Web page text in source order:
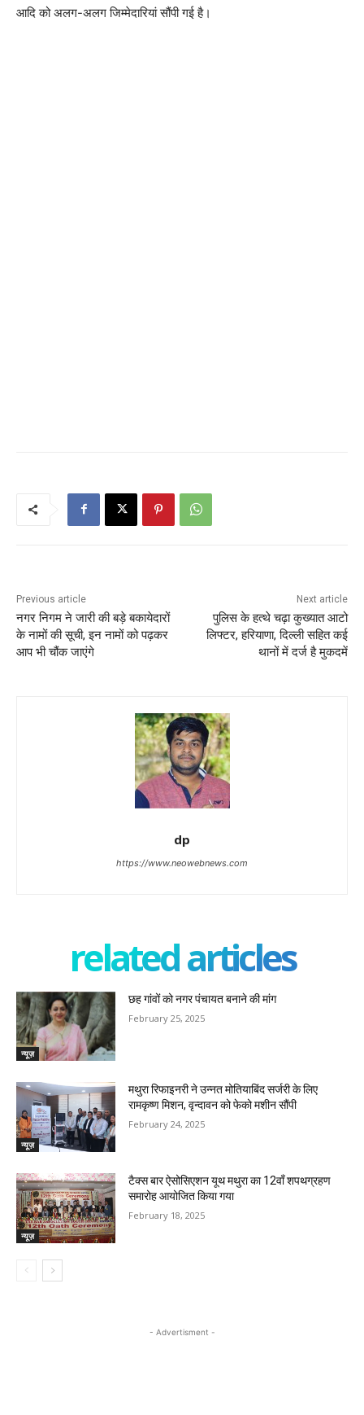
आदि को अलग-अलग जिम्मेदारियां सौंपी गई है।
Previous article
नगर निगम ने जारी की बड़े बकायेदारों
के नामों की सूची, इन नामों को पढ़कर
आप भी चौंक जाएंगे
Next article
पुलिस के हत्थे चढ़ा कुख्यात आटो
लिफ्टर, हरियाणा, दिल्ली सहित कई
थानों में दर्ज है मुकदमें
dp
https://www.neowebnews.com
related articles
न्यूज़
छह गांवों को नगर पंचायत बनाने की मांग
February 25, 2025
न्यूज़
मथुरा रिफाइनरी ने उन्नत मोतियाबिंद सर्जरी के लिए
रामकृष्ण मिशन, वृन्दावन को फेको मशीन सौंपी
February 24, 2025
न्यूज़
टैक्स बार ऐसोसिएशन यूथ मथुरा का 12वाँ शपथग्रहण
समारोह आयोजित किया गया
February 18, 2025
- Advertisment -